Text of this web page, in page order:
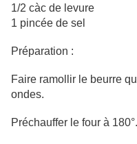
1/2 càc de levure
1 pincée de sel
Préparation :
Faire ramollir le beurre
ondes.
Préchauffer le four à 180°.